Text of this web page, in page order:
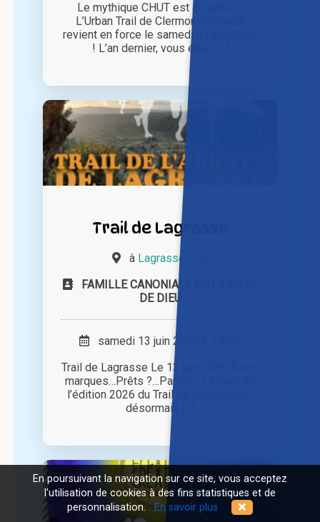
Le mythique CHUT est de retour !
L’Urban Trail de Clermont-l’Hérault
revient en force le samedi 13 juin 2026
! L’an dernier, vous étiez [...]
Trail de Lagrasse
à Lagrasse (11)
FAMILLE CANONIALE DE LA MERE
DE DIEU
samedi 13 juin 2026 à 17h00
Trail de Lagrasse Le 13 juin 2026 A vos
marques…Prêts ?…Partez ! La date de
l’édition 2026 du Trail de l’abbaye est
désormais [...]
En poursuivant la navigation sur ce site, vous acceptez
l'utilisation de cookies à des fins statistiques et de
personnalisation.
En savoir plus